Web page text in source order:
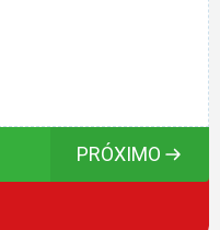
PRÓXIMO